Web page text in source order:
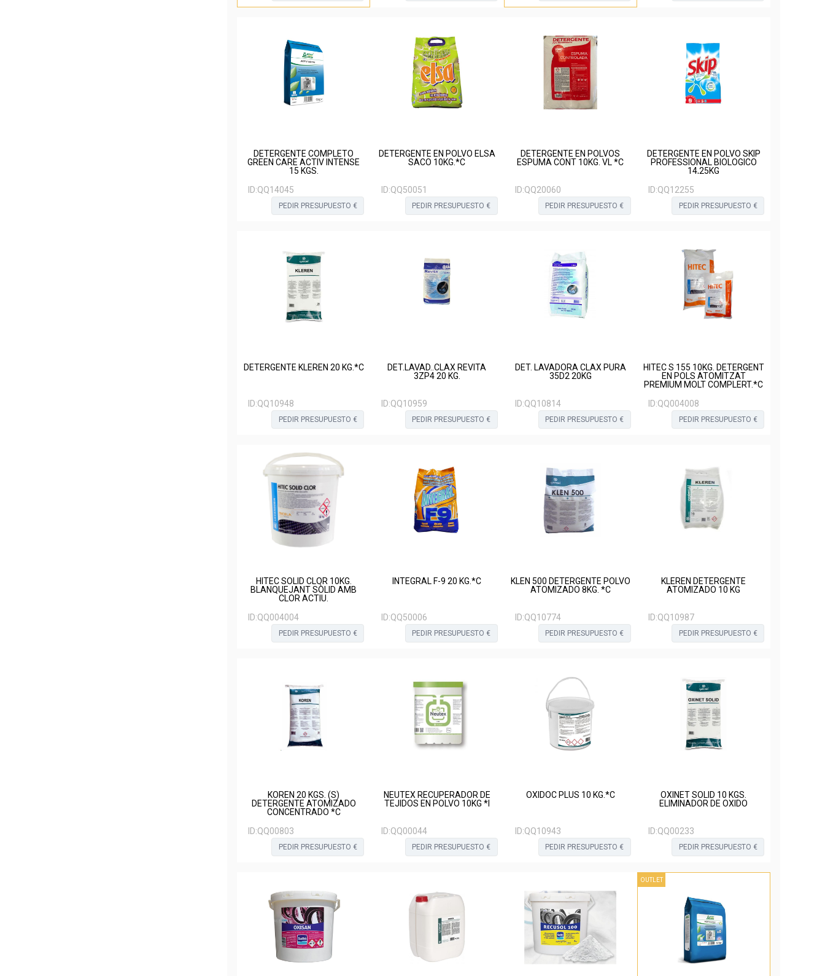
DETERGENTE COMPLETO
GREEN CARE ACTIV INTENSE
15 KGS.
ID:QQ14045
PEDIR PRESUPUESTO €
DETERGENTE EN POLVO ELSA
SACO 10KG.*C
ID:QQ50051
PEDIR PRESUPUESTO €
DETERGENTE EN POLVOS
ESPUMA CONT 10KG. VL *C
ID:QQ20060
PEDIR PRESUPUESTO €
DETERGENTE EN POLVO SKIP
PROFESSIONAL BIOLOGICO
14,25KG
ID:QQ12255
PEDIR PRESUPUESTO €
DETERGENTE KLEREN 20 KG.*C
ID:QQ10948
PEDIR PRESUPUESTO €
DET.LAVAD..CLAX REVITA
3ZP4 20 KG.
ID:QQ10959
PEDIR PRESUPUESTO €
DET. LAVADORA CLAX PURA
35D2 20KG
ID:QQ10814
PEDIR PRESUPUESTO €
HITEC S 155 10KG. DETERGENT
EN POLS ATOMITZAT
PREMIUM MOLT COMPLERT.*C
ID:QQ004008
PEDIR PRESUPUESTO €
HITEC SOLID CLOR 10KG.
BLANQUEJANT SÒLID AMB
CLOR ACTIU.
ID:QQ004004
PEDIR PRESUPUESTO €
INTEGRAL F-9 20 KG.*C
ID:QQ50006
PEDIR PRESUPUESTO €
KLEN 500 DETERGENTE POLVO
ATOMIZADO 8KG. *C
ID:QQ10774
PEDIR PRESUPUESTO €
KLEREN DETERGENTE
ATOMIZADO 10 KG
ID:QQ10987
PEDIR PRESUPUESTO €
KOREN 20 KGS. (S)
DETERGENTE ATOMIZADO
CONCENTRADO *C
ID:QQ00803
PEDIR PRESUPUESTO €
NEUTEX RECUPERADOR DE
TEJIDOS EN POLVO 10KG *I
ID:QQ00044
PEDIR PRESUPUESTO €
OXIDOC PLUS 10 KG.*C
ID:QQ10943
PEDIR PRESUPUESTO €
OXINET SOLID 10 KGS.
ELIMINADOR DE OXIDO
ID:QQ00233
PEDIR PRESUPUESTO €
OUTLET